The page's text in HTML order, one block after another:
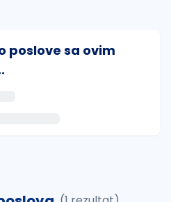
poslove sa ovim